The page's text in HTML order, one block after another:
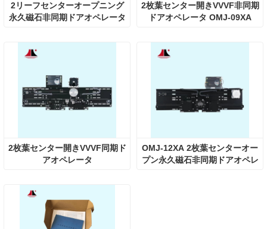
2リーフセンターオープニング
永久磁石非同期ドアオペレータ
2枚葉センター開きVVVF非同期
ドアオペレータ OMJ-09XA
2枚葉センター開きVVVF同期ド
アオペレータ
OMJ-12XA 2枚葉センターオー
プン永久磁石非同期ドアオペレ